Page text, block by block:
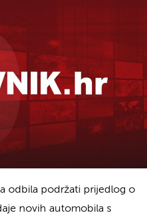
odbila podržati prijedlog o
novih automobila s